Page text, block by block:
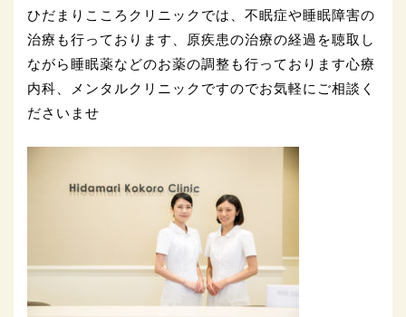
ひだまりこころクリニックでは、不眠症や睡眠障害の
治療も行っております、原疾患の治療の経過を聴取し
ながら睡眠薬などのお薬の調整も行っております心療
内科、メンタルクリニックですのでお気軽にご相談く
ださいませ